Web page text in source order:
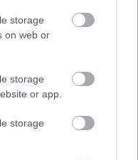
storage
on web or
storage
or app.
storage
es Bahreini Nagydíj